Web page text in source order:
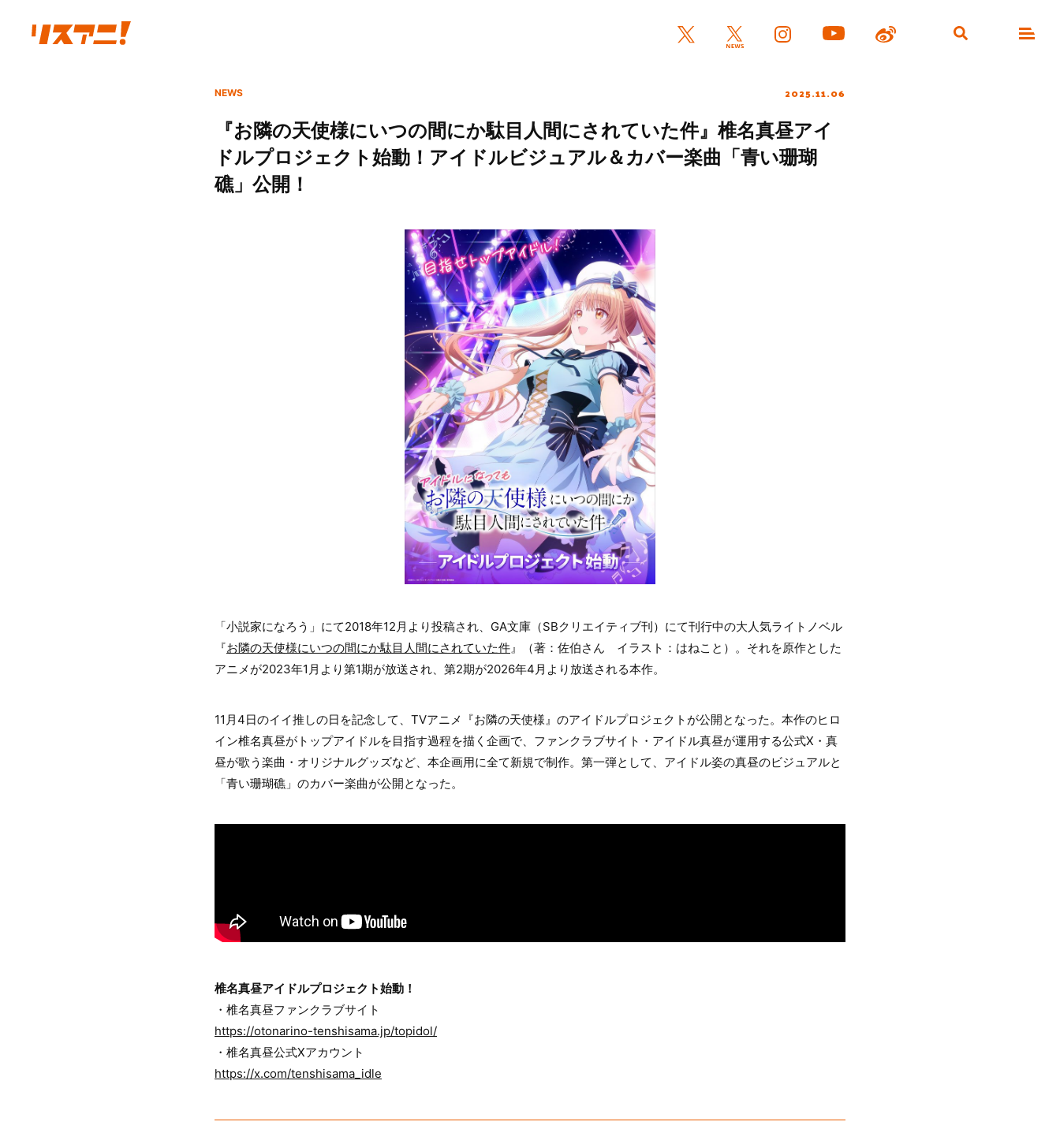
NEWS 2025.11.06
『お隣の天使様にいつの間にか駄目人間にされていた件』椎名真昼アイ
ドルプロジェクト始動！アイドルビジュアル＆カバー楽曲「青い珊瑚
礁」公開！
「小説家になろう」にて2018年12月より投稿され、GA文庫（SBクリエイティブ刊）にて刊行中の大人気ライトノベル
『お隣の天使様にいつの間にか駄目人間にされていた件』（著：佐伯さん イラスト：はねこと）。それを原作とした
アニメが2023年1月より第1期が放送され、第2期が2026年4月より放送される本作。
11月4日のイイ推しの日を記念して、TVアニメ『お隣の天使様』のアイドルプロジェクトが公開となった。本作のヒロ
イン椎名真昼がトップアイドルを目指す過程を描く企画で、ファンクラブサイト・アイドル真昼が運用する公式X・真
昼が歌う楽曲・オリジナルグッズなど、本企画用に全て新規で制作。第一弾として、アイドル姿の真昼のビジュアルと
「青い珊瑚礁」のカバー楽曲が公開となった。
椎名真昼アイドルプロジェクト始動！
・椎名真昼ファンクラブサイト
https://otonarino-tenshisama.jp/topidol/
・椎名真昼公式Xアカウント
https://x.com/tenshisama_idle